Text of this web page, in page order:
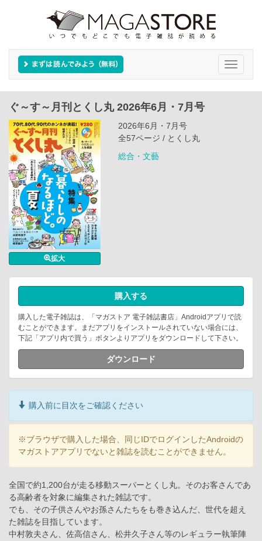
Toggle
ぐ～す～月刊とくし丸 2026年6月・7月号
拡大
2026年6月・7月号
全57ページ / とくし丸
総合・文藝
購入する
購入した電子雑誌は、「マガストア 電子雑誌書店」Androidアプリで読
むことができます。まだアプリをインストールされていない場合には、
下記「アプリ内で買う」ボタンよりアプリをダウンロードして下さい。
ダウンロード
購入前に目次をご確認ください
※ブラウザで購入した場合、同じIDでログインしたAndroidの
マガストアアプリでないと雑誌を読むことができません。
全国で約1,200台が走る移動スーパーとくし丸。そのお客さんであ
る高齢者を対象に編集された雑誌です。
でも、その子供さんやお孫さんたちをも巻き込んだ、世代を超え
た雑誌を目指しています。
中村敦夫さん、佐高信さん、松井久子さん等のレギュラー執筆陣